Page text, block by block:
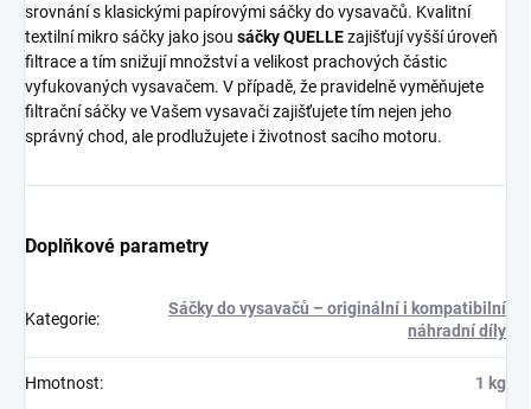
srovnání s klasickými papírovými sáčky do vysavačů. Kvalitní
textilní mikro sáčky jako jsou sáčky QUELLEzajišťují vyšší úroveň
filtrace a tím snižují množství a velikost prachových částic
vyfukovaných vysavačem. V případě, že pravidelně vyměňujete
filtrační sáčky ve Vašem vysavači zajišťujete tím nejen jeho
správný chod, ale prodlužujete i životnost sacího motoru.
Doplňkové parametry
Kategorie:
Sáčky do vysavačů – originální i kompatibilní
náhradní díly
Hmotnost: 1 kg